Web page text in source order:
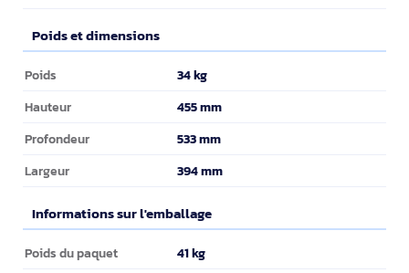
Poids et dimensions
Poids et dimensions
Poids 34 kg
Hauteur 455 mm
Profondeur 533 mm
Largeur 394 mm
Informations sur l'emballage
Informations sur l'emballage
Poids du paquet 41 kg